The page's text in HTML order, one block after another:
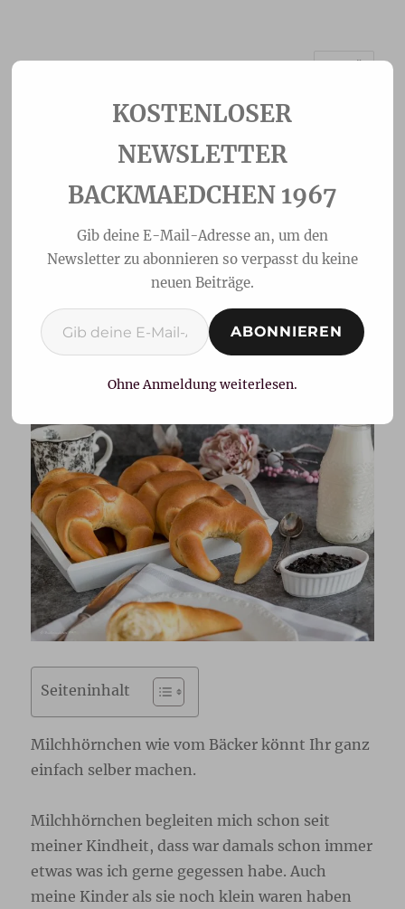
Milchhörnchen wie vom
Bäcker
Seiteninhalt
Milchhörnchen wie vom Bäcker könnt Ihr ganz
einfach selber machen.
Milchhörnchen begleiten mich schon seit
meiner Kindheit, dass war damals schon immer
etwas was ich gerne gegessen habe. Auch
meine Kinder als sie noch klein waren haben
NEWSLETTER
BACKMAEDCHEN 1967
Gib deine E-Mail-Adresse an, um den
Newsletter zu abonnieren so verpasst du keine
neuen Beiträge.
Gib deine E-Mail-Adresse ein ...
ABONNIEREN
Ohne Anmeldung weiterlesen.